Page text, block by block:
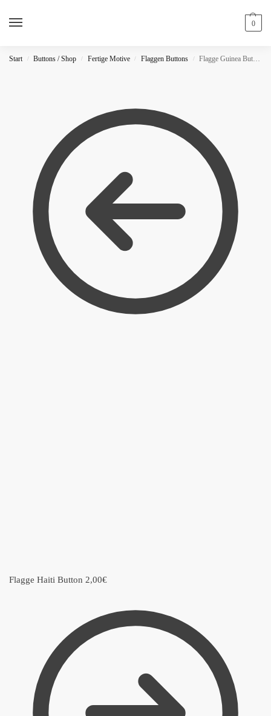
0
Start / Buttons / Shop / Fertige Motive / Flaggen Buttons / Flagge Guinea Button
Flagge Haiti Button 2,00€